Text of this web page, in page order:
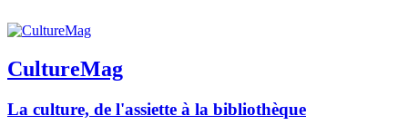
CultureMag
La culture, de l'assiette à la bibliothèque